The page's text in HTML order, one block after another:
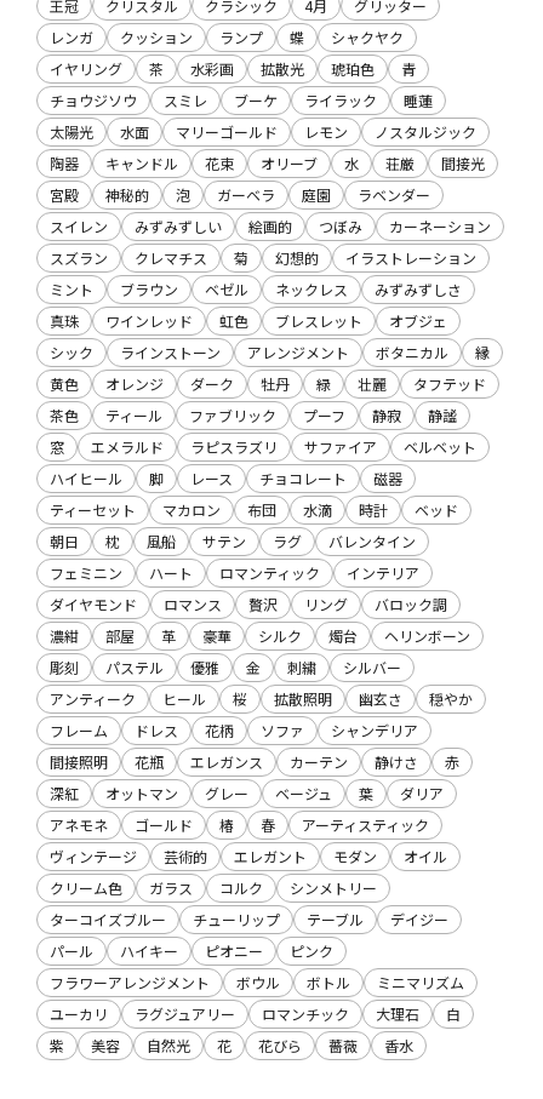
王冠
クリスタル クラシック 4月
グリッター
レンガ
クッション ランプ 蝶
シャクヤク
イヤリング
茶 水彩画 拡散光 琥珀色
青
チョウジソウ
スミレ ブーケ ライラック
睡蓮
太陽光
水面 マリーゴールド レモン
ノスタルジック
陶器
キャンドル 花束 オリーブ 水 荘厳
間接光
宮殿
神秘的 泡 ガーベラ 庭園
ラベンダー
スイレン
みずみずしい 絵画的 つぼみ
カーネーション
スズラン
クレマチス 菊 幻想的
イラストレーション
ミント
ブラウン ベゼル ネックレス
みずみずしさ
真珠
ワインレッド 虹色 ブレスレット
オブジェ
シック
ラインストーン アレンジメント ボタニカル
縁
黄色
オレンジ ダーク 牡丹 緑 壮麗
タフテッド
茶色
ティール ファブリック プーフ 静寂
静謐
窓
エメラルド ラピスラズリ サファイア
ベルベット
ハイヒール
脚 レース チョコレート
磁器
ティーセット
マカロン 布団 水滴 時計
ベッド
朝日
枕 風船 サテン ラグ
バレンタイン
フェミニン
ハート ロマンティック
インテリア
ダイヤモンド
ロマンス 贅沢 リング
バロック調
濃紺
部屋 革 豪華 シルク 燭台
ヘリンボーン
彫刻
パステル 優雅 金 刺繍
シルバー
アンティーク
ヒール 桜 拡散照明 幽玄さ
穏やか
フレーム
ドレス 花柄 ソファ
シャンデリア
間接照明
花瓶 エレガンス カーテン 静けさ
赤
深紅
オットマン グレー ベージュ 葉
ダリア
アネモネ
ゴールド 椿 春
アーティスティック
ヴィンテージ
芸術的 エレガント モダン
オイル
クリーム色
ガラス コルク
シンメトリー
ターコイズブルー
チューリップ テーブル
デイジー
パール
ハイキー ピオニー
ピンク
フラワーアレンジメント
ボウル ボトル
ミニマリズム
ユーカリ
ラグジュアリー ロマンチック 大理石
白
紫
美容 自然光 花 花びら 薔薇 香水